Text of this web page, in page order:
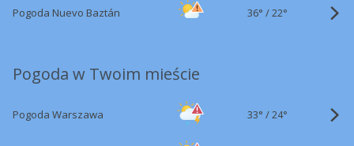
Pogoda Nuevo Baztán 36° /22°
Pogoda w Twoim mieście
Pogoda Warszawa 33° /24°